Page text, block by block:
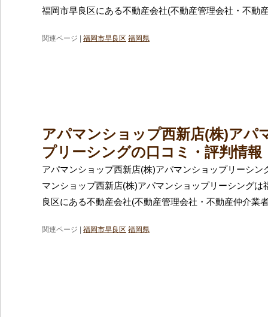
福岡市早良区にある不動産会社(不動産管理会社・不動
関連ページ | 福岡市早良区 福岡県
アパマンショップ西新店(株)アパ
プリーシングの口コミ・評判情報
アパマンショップ西新店(株)アパマンショップリーシン
マンショップ西新店(株)アパマンショップリーシングは
良区にある不動産会社(不動産管理会社・不動産仲介業
関連ページ | 福岡市早良区 福岡県